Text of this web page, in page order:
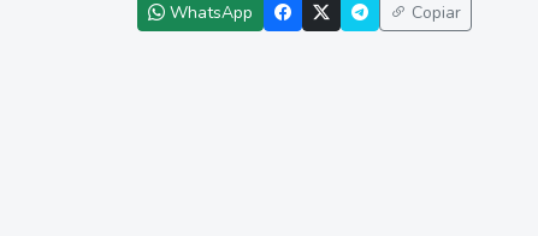
WhatsApp Copiar